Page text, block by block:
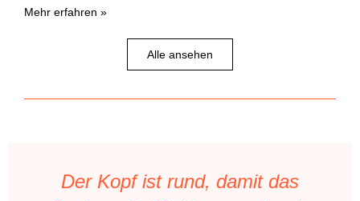
Mehr erfahren »
Alle ansehen
Der Kopf ist rund, damit das